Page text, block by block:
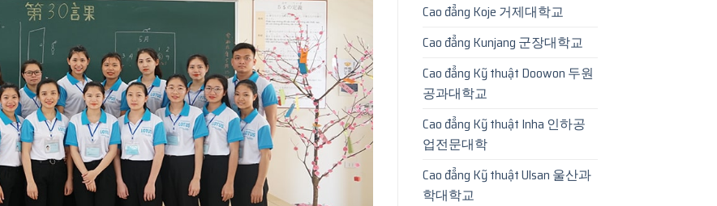
Cao đẳng Koje 거제대학교
Cao đẳng Kunjang 군장대학교
Cao đẳng Kỹ thuật Doowon 두원
공과대학교
Cao đẳng Kỹ thuật Inha 인하공
업전문대학
Cao đẳng Kỹ thuật Ulsan 울산과
학대학교